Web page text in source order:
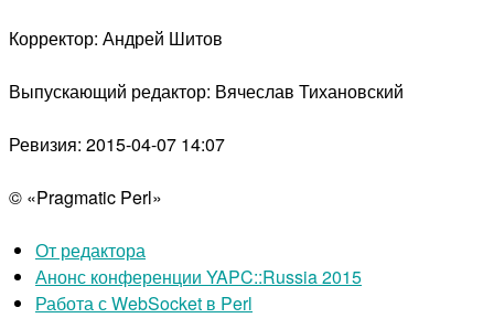
Корректор: Андрей Шитов
Выпускающий редактор: Вячеслав Тихановский
Ревизия: 2015-04-07 14:07
© «Pragmatic Perl»
От редактора
Анонс конференции YAPC::Russia 2015
Работа с WebSocket в Perl